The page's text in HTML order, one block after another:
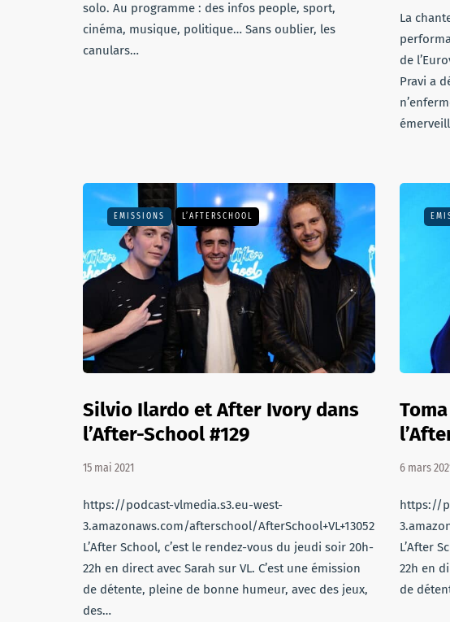
solo. Au programme : des infos people, sport,
cinéma, musique, politique… Sans oublier, les
canulars…
La
de
Pravi a
EMISSIONS L’AFTERSCHOOL
Silvio Ilardo et After Ivory dans
l’After-School #129
15 mai 2021
https://podcast-vlmedia.s3.eu-west-
3.amazonaws.com/afterschool/AfterSchool+VL+130521.mp3
L’After School, c’est le rendez-vous du jeudi soir 20h-
22h en direct avec Sarah sur VL. C’est une émission
de détente, pleine de bonne humeur, avec des jeux,
des…
6 mars
https://
L’After
22h en
de